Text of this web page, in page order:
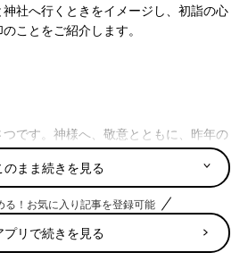
社へ行くときをイメージし、初詣の心
ことをご紹介します。
です。神様へ、敬意とともに、昨年の
しておきましょう。
慣があるかもしれません。ご主人や親戚
ぬかりなくしておきましょう。
のまま続きを見る
る！お気に入り記事を登録可能
プリで続きを見る